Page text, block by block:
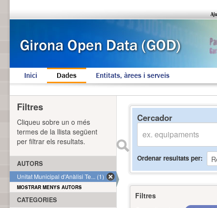
Inici Dades Entitats, àrees i serveis
Cercador
Ordenar resultats per
Filtres
Filtres
Cliqueu sobre un o més
termes de la llista següent
per filtrar els resultats.
AUTORS
Unitat Municipal d'Anàlisi Te... (1)
MOSTRAR MENYS AUTORS
CATEGORIES